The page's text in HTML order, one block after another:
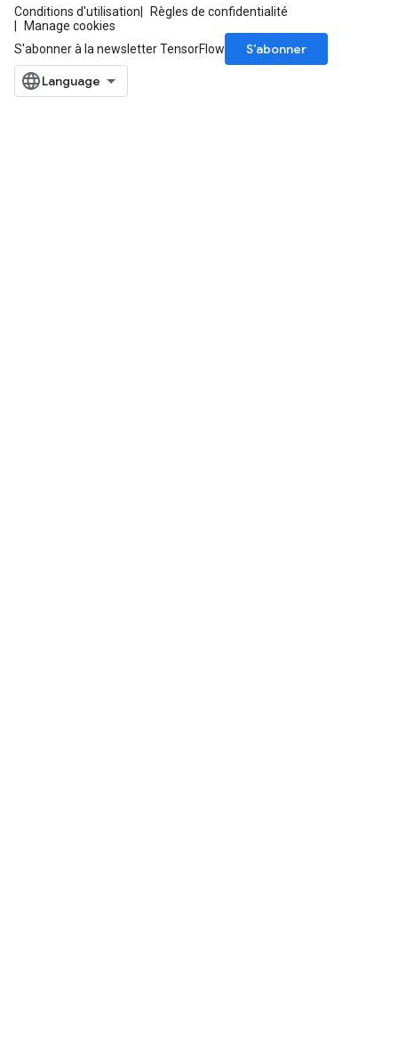
Conditions d'utilisation
Règles de confidentialité
Manage cookies
S'abonner à la newsletter TensorFlow
S’abonner